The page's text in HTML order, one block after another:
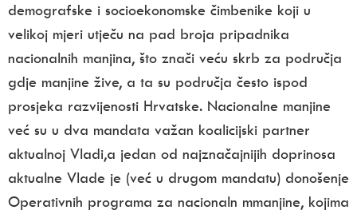
demografske i socioekonomske čimbenike koji u
velikoj mjeri utječu na pad broja pripadnika
nacionalnih manjina, što znači veću skrb za područja
gdje manjine žive, a ta su područja često ispod
prosjeka razvijenosti Hrvatske. Nacionalne manjine
već su u dva mandata važan koalicijski partner
aktualnoj Vladi,a jedan od najznačajnijih doprinosa
aktualne Vlade je (već u drugom mandatu) donošenje
Operativnih programa za nacionaln mmanjine, kojima